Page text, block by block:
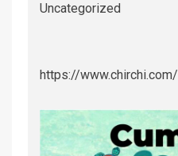
Uncategorized
https://www.chirchi.com/